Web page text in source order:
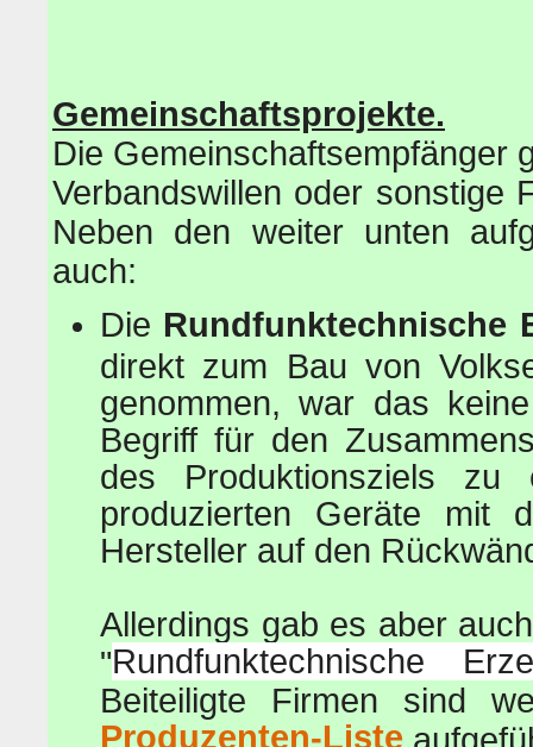
Gemeinschaftsprojekte.
Die Gemeinschaftsempfänger
Verbandswillen oder sonstige
Neben den weiter unten
auch:
Die Rundfunktechnische
direkt zum Bau von
genommen, war das
Begriff für den
des Produktionsziels
produzierten Geräte mit
Hersteller auf den
Allerdings gab es aber
"Rundfunktechnische
Beiteiligte Firmen sind
Produzenten-Liste